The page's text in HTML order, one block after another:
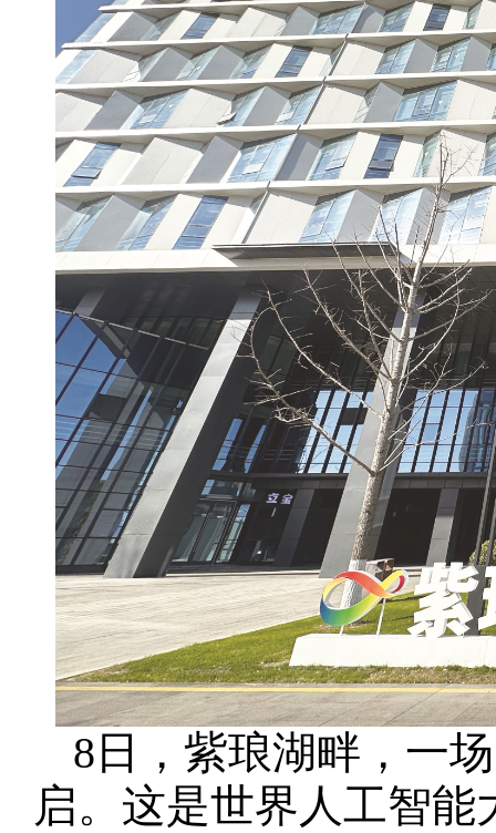
8日，紫琅湖畔，一
启。这是世界人工智